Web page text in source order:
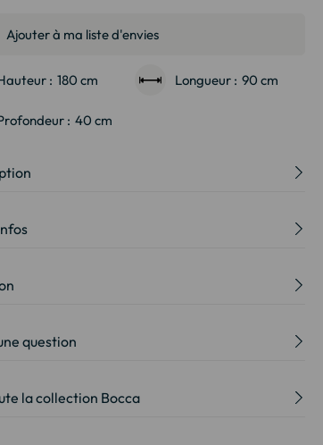
Ajouter à ma liste d'envies
: 180 cm Longueur : 90 cm
: 40 cm
question
la collection Bocca